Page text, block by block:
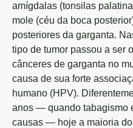
amígdalas (tonsilas
mole (céu da boca
posteriores da garganta.
tipo de tumor passou a ser
cânceres de garganta no
causa de sua forte
humano (HPV).
anos — quando tabagismo
causas — hoje a maioria